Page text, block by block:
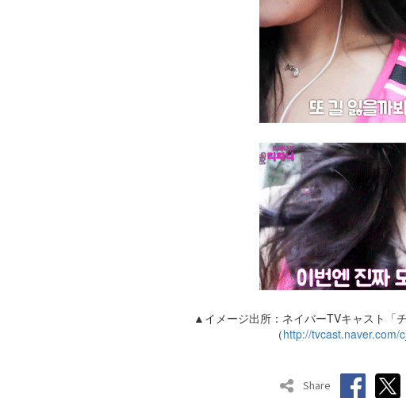
▲イメージ出所：ネイバーTVキャスト「
（http://tvcast.naver.com/
Share